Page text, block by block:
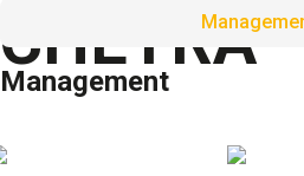
CHETRA
Management